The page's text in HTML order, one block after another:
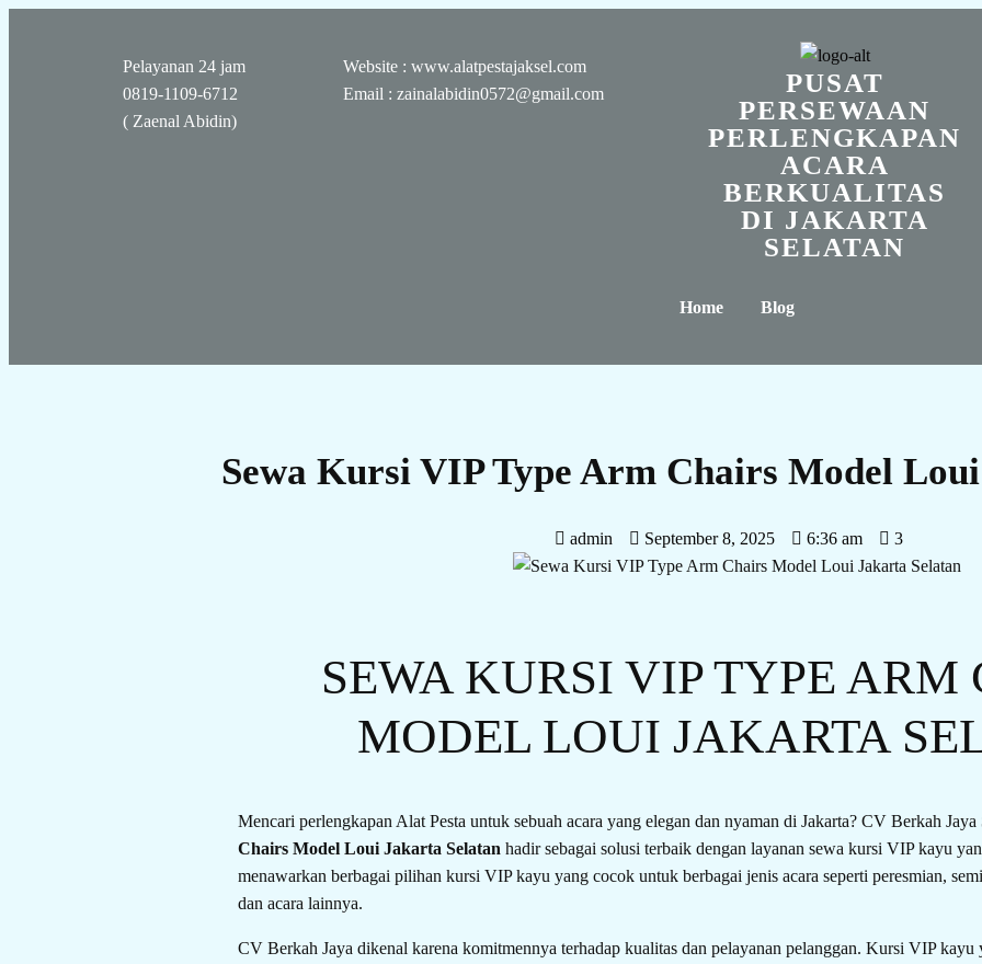
Pelayanan 24 jam
0819-1109-6712
( Zaenal Abidin)
Website : www.alatpestajaksel.com
Email : zainalabidin0572@gmail.com
PUSAT
PERSEWAAN
PERLENGKAPAN
ACARA
BERKUALITAS
DI JAKARTA
SELATAN
Home Blog
Sewa Kursi VIP Type Arm Chairs Model
admin September 8, 2025 6:36 am 3
SEWA KURSI VIP TYPE ARM
MODEL LOUI JAKARTA
Mencari perlengkapan Alat Pesta untuk sebuah acara yang elegan dan nyaman di Jakarta? CV Berkah Jaya
Chairs Model Loui Jakarta Selatan hadir sebagai solusi terbaik dengan layanan sewa kursi VIP kayu
menawarkan berbagai pilihan kursi VIP kayu yang cocok untuk berbagai jenis acara seperti peresmian,
dan acara lainnya.
CV Berkah Jaya dikenal karena komitmennya terhadap kualitas dan pelayanan pelanggan. Kursi VIP